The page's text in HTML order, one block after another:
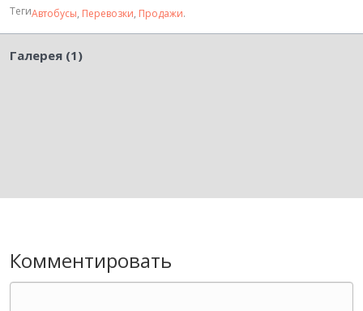
ТегиАвтобусы, Перевозки, Продажи.
Галерея (1)
Комментировать